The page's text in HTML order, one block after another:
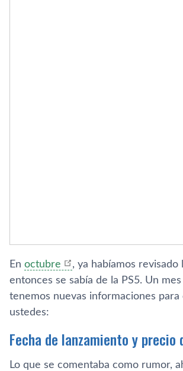
En octubre
, ya habíamos revisado
entonces se sabía de la PS5. Un
tenemos nuevas informaciones
ustedes:
Fecha de lanzamiento y precio
Lo que se comentaba como rumor,